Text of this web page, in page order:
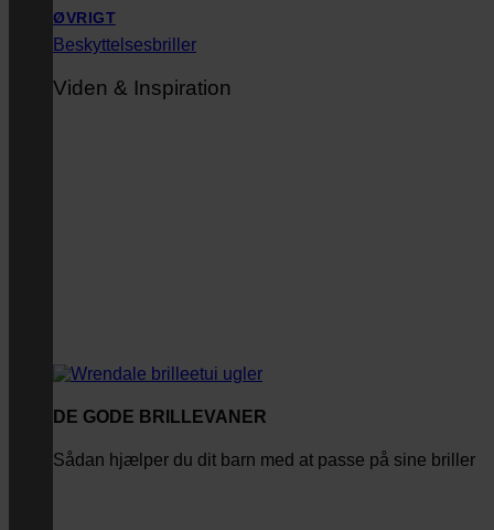
ØVRIGT
Beskyttelsesbriller
Viden & Inspiration
DE GODE BRILLEVANER
Sådan hjælper du dit barn med at passe på sine briller